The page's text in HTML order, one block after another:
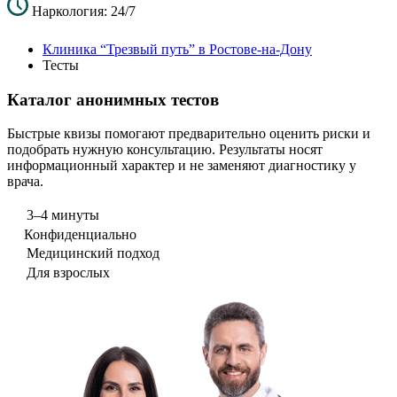
Наркология: 24/7
Клиника “Трезвый путь” в Ростове-на-Дону
Тесты
Каталог анонимных тестов
Быстрые квизы помогают предварительно оценить риски и
подобрать нужную консультацию. Результаты носят
информационный характер и не заменяют диагностику у
врача.
3–4 минуты
Конфиденциально
Медицинский подход
Для взрослых